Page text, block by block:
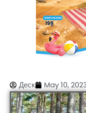
Деск May 10,